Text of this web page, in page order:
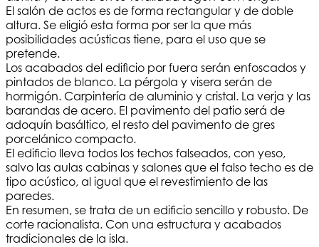
El salón de actos es de forma rectangular y de doble
altura. Se eligió esta forma por ser la que más
posibilidades acústicas tiene, para el uso que se
pretende.
Los acabados del edificio por fuera serán enfoscados y
pintados de blanco. La pérgola y visera serán de
hormigón. Carpintería de aluminio y cristal. La verja y las
barandas de acero. El pavimento del patio será de
adoquín basáltico, el resto del pavimento de gres
porcelánico compacto.
El edificio lleva todos los techos falseados, con yeso,
salvo las aulas cabinas y salones que el falso techo es de
tipo acústico, al igual que el revestimiento de las
paredes.
En resumen, se trata de un edificio sencillo y robusto. De
corte racionalista. Con una estructura y acabados
tradicionales de la isla.